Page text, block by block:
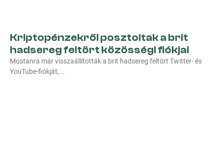
Kriptopénzekről posztoltak a brit
hadsereg feltört közösségi fiókjai
Mostanra már visszaállították a brit hadsereg feltört Twitter- és
YouTube-fiókját,